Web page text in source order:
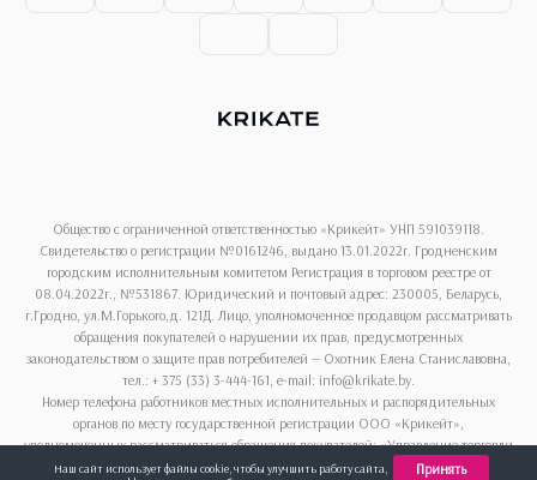
Наш сайт использует файлы cookie, чтобы улучшить работу сайта,
Принять
Общество с ограниченной ответственностью «Крикейт» УНП 591039118.
Свидетельство о регистрации №0161246, выдано 13.01.2022г. Гродненским
городским исполнительным комитетом Регистрация в торговом реестре от
08.04.2022г., №531867. Юридический и почтовый адрес: 230005, Беларусь,
г.Гродно, ул.М.Горького,д. 121Д. Лицо, уполномоченное продавцом рассматривать
обращения покупателей о нарушении их прав, предусмотренных
законодательством о защите прав потребителей — Охотник Елена Станиславовна,
тел.: + 375 (33) 3-444-161, e-mail: info@krikate.by.
Номер телефона работников местных исполнительных и распорядительных
органов по месту государственной регистрации ООО «Крикейт»,
уполномоченных рассматриваться обращения покупателей: «Управление торговли
и услуг Гродненского горисполкома», + 375 (152) 62-69-13.